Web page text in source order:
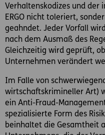
Verhaltenskodizes und der
ERGO nicht toleriert,
geahndet. Jeder Vorfall
nach dem Ausmaß des
Gleichzeitig wird geprüft,
Unternehmen verändert
Im Falle von
wirtschaftskrimineller Art)
ein Anti-Fraud-
spezialisierte Form des
beinhaltet die Gesamtheit